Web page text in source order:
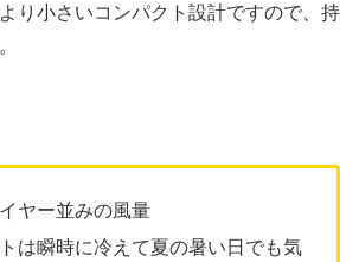
り小さいコンパクト設計ですので、持
ヤー並みの風量
は瞬時に冷えて夏の暑い日でも気